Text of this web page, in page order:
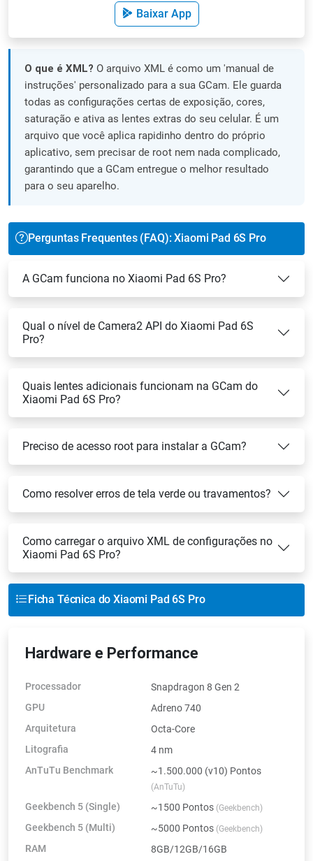
Baixar App
O que é XML? O arquivo XML é como um 'manual de
instruções' personalizado para a sua GCam. Ele guarda
todas as configurações certas de exposição, cores,
saturação e ativa as lentes extras do seu celular. É um
arquivo que você aplica rapidinho dentro do próprio
aplicativo, sem precisar de root nem nada complicado,
garantindo que a GCam entregue o melhor resultado
para o seu aparelho.
Perguntas Frequentes (FAQ): Xiaomi Pad 6S Pro
A GCam funciona no Xiaomi Pad 6S Pro?
Qual o nível de Camera2 API do Xiaomi Pad 6S
Pro?
Quais lentes adicionais funcionam na GCam do
Xiaomi Pad 6S Pro?
Preciso de acesso root para instalar a GCam?
Como resolver erros de tela verde ou travamentos?
Como carregar o arquivo XML de configurações no
Xiaomi Pad 6S Pro?
Ficha Técnica do Xiaomi Pad 6S Pro
Hardware e Performance
Processador
Snapdragon 8 Gen 2
GPU
Adreno 740
Arquitetura
Octa-Core
Litografia
4 nm
AnTuTu Benchmark
~1.500.000 (v10) Pontos
(AnTuTu)
Geekbench 5 (Single) ~1500 Pontos (Geekbench)
Geekbench 5 (Multi) ~5000 Pontos (Geekbench)
RAM 8GB/12GB/16GB